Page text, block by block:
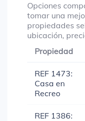
Opciones
tomar una
propiedades
ubicación,
Propiedad
REF 1473:
Casa en
Recreo
REF 1386: